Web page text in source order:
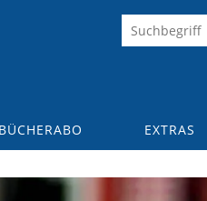
BÜCHERABO EXTRAS